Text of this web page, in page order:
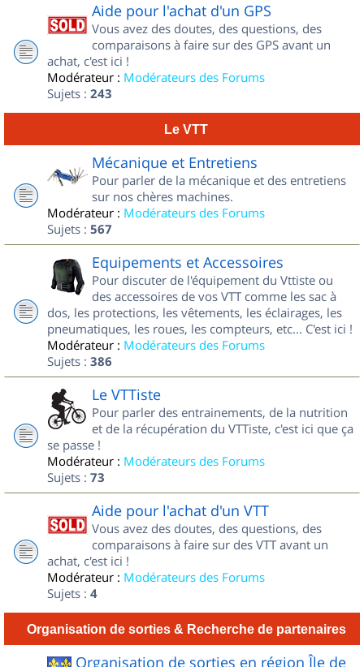
Aide pour l'achat d'un GPS
Vous avez des doutes, des questions, des
comparaisons à faire sur des GPS avant un
achat, c'est ici !
Modérateur : Modérateurs des Forums
Sujets : 243
Le VTT
Mécanique et Entretiens
Pour parler de la mécanique et des entretiens
sur nos chères machines.
Modérateur : Modérateurs des Forums
Sujets : 567
Equipements et Accessoires
Pour discuter de l'équipement du Vttiste ou
des accessoires de vos VTT comme les sac à
dos, les protections, les vêtements, les éclairages, les
pneumatiques, les roues, les compteurs, etc... C'est ici !
Modérateur : Modérateurs des Forums
Sujets : 386
Le VTTiste
Pour parler des entrainements, de la nutrition
et de la récupération du VTTiste, c'est ici que ça
se passe !
Modérateur : Modérateurs des Forums
Sujets : 73
Aide pour l'achat d'un VTT
Vous avez des doutes, des questions, des
comparaisons à faire sur des VTT avant un
achat, c'est ici !
Modérateur : Modérateurs des Forums
Sujets : 4
Organisation de sorties & Recherche de partenaires
Organisation de sorties en région Île de